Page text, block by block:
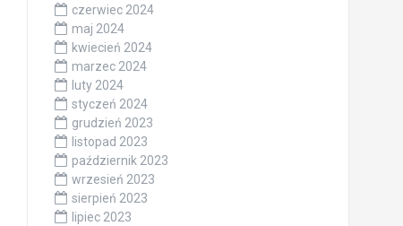
czerwiec 2024
maj 2024
kwiecień 2024
marzec 2024
luty 2024
styczeń 2024
grudzień 2023
listopad 2023
październik 2023
wrzesień 2023
sierpień 2023
lipiec 2023